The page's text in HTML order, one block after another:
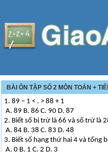
BÀI ÔN TẬP SỐ 2 MÔN TOÁN +
1. 89 – 1 < . > 88 + 1
A. 89 B. 86 C. 90 D. 87
2. Biết số bị trừ là 66 và số trừ là
A. 84 B. 38 C. 83 D. 48
3. Biết số hạng thứ hai 4 và tổng
A. 0 B. 1 C. 2 D. 3